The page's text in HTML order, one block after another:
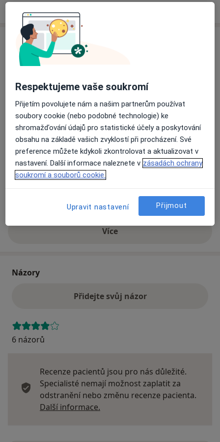
Adresa
Praktický lékař pro děti a dorost
Přiblížit mapuse otevře v nové záložce
Dostupnost
Na této adrese online kalendář není aktivní
Co mám v takové situaci udělat?
Způsoby platby (soukromé návštěvy)
Víceo adrese
Názory
Přidejte svůj názor
6 názorů
Recenze pacientů jsou pro nás důležité.
Specialisté nemají možnost zaplatit za
odstranění nebo změnu recenze pacienta.
Další informace.
Respektujeme vaše soukromí
Přijetím povolujete nám a našim partnerům používat
soubory cookie (nebo podobné technologie) ke
shromažďování údajů pro statistické účely a poskytování
obsahu na základě vašich zvyklostí při procházení. Své
preference můžete kdykoli zkontrolovat a aktualizovat v
nastavení. Další informace naleznete v zásadách ochrany
soukromí a souborů cookie.
Upravit nastavení Přijmout